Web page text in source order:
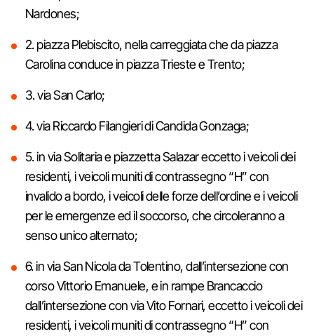
Nardones;
2. piazza Plebiscito, nella carreggiata che da piazza
Carolina conduce in piazza Trieste e Trento;
3. via San Carlo;
4. via Riccardo Filangieri di Candida Gonzaga;
5. in via Solitaria e piazzetta Salazar eccetto i veicoli dei
residenti, i veicoli muniti di contrassegno “H” con
invalido a bordo, i veicoli delle forze dell’ordine e i veicoli
per le emergenze ed il soccorso, che circoleranno a
senso unico alternato;
6. in via San Nicola da Tolentino, dall’intersezione con
corso Vittorio Emanuele, e in rampe Brancaccio
dall’intersezione con via Vito Fornari, eccetto i veicoli dei
residenti, i veicoli muniti di contrassegno “H” con